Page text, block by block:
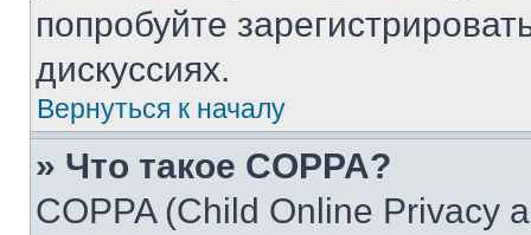
попробуйте
дискуссиях.
Вернуться к началу
» Что такое COPPA?
COPPA (Child Online Privacy